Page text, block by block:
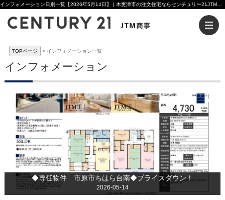
TOPページ インフォメーション一覧
インフォメーション
◆専任物件 市原市ちはら台南◆プライスダウン！
2026-05-14